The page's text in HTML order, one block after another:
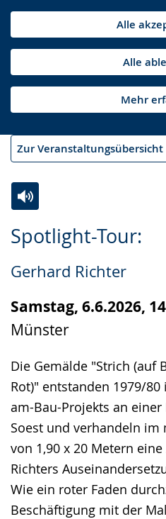
Alle
Alle
Mehr
Zur Veranstaltungsübersicht
Spotlight-Tour:
Gerhard Richter
Samstag, 6.6.2026,
Münster
Die Gemälde "Strich (auf
Rot)" entstanden 1979/
am-Bau-Projekts an
Soest und verhandeln
von 1,90 x 20 Metern
Richters
Wie ein roter Faden
Beschäftigung mit der
Leichten
wechseln.
Audio-
Video
Deutscher
Gebärdensprache
wird